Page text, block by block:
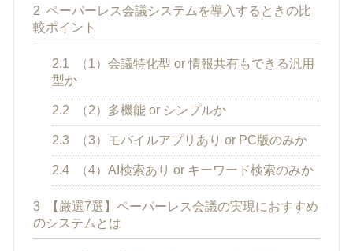
2 ペーパーレス会議システムを導入するときの比
較ポイント
2.1
（1）会議特化型 or 情報共有もできる汎用
型か
2.2 （2）多機能 or シンプルか
2.3 （3）モバイルアプリあり or PC版のみか
2.4 （4）AI検索あり or キーワード検索のみか
3
【厳選7選】ペーパーレス会議の実現におすすめ
のシステムとは